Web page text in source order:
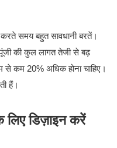
समय बहुत सावधानी बरतें।
पूंजी की कुल लागत तेजी से बढ़
20% अधिक होना चाहिए।
हैं।
डिज़ाइन करें